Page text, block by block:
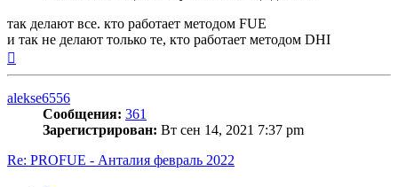
так делают все. кто работает методом FUE
и так не делают только те, кто работает методом DHI
alekse6556
Сообщения: 361
Зарегистрирован: Вт сен 14, 2021 7:37 pm
Re: PROFUE - Анталия февраль 2022